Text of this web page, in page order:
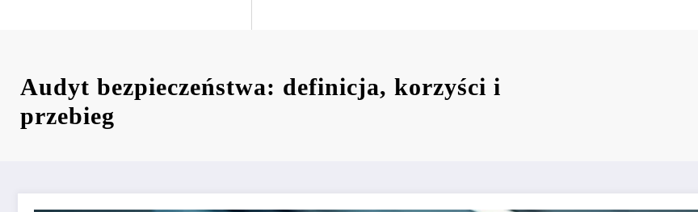
Audyt bezpieczeństwa: definicja, korzyści i
przebieg